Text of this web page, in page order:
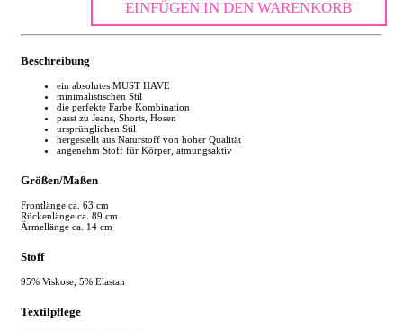
EINFÜGEN IN DEN WARENKORB
Beschreibung
ein absolutes MUST HAVE
minimalistischen Stil
die perfekte Farbe Kombination
passt zu Jeans, Shorts, Hosen
ursprünglichen Stil
hergestellt aus Naturstoff von hoher Qualität
angenehm Stoff für Körper, atmungsaktiv
Größen/Maßen
Frontlänge ca. 63 cm
Rückenlänge ca. 89 cm
Ärmellänge ca. 14 cm
Stoff
95% Viskose, 5% Elastan
Textilpflege